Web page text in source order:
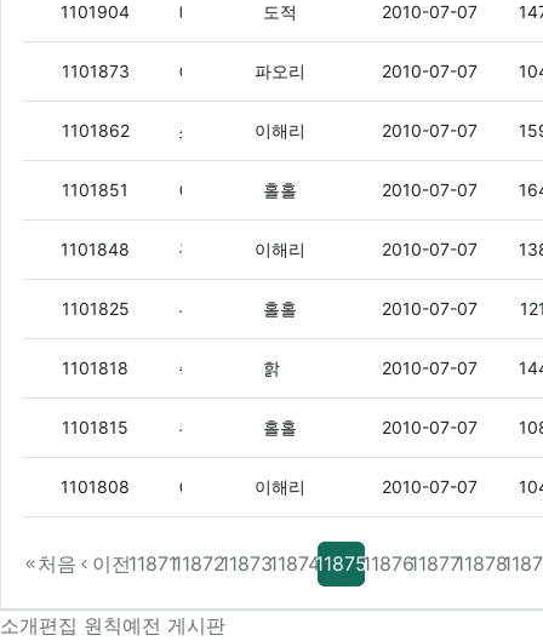
1101904 도적 2010-07-07
1101873 (9)
파오리 2010-07-07
1101862 이해리 2010-07-07
1101851 (1)
홀홀 2010-07-07
1101848 이해리 2010-07-07
1101825 (2)
홀홀 2010-07-07
1101818 핡 2010-07-07
1101815 홀홀 2010-07-07
1101808 이해리 2010-07-07
처음 이전1187111872118731187411875118761187711878
소개편집 원칙예전 게시판